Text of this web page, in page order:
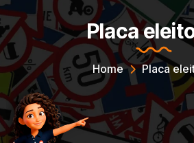
Placa
Home Placa